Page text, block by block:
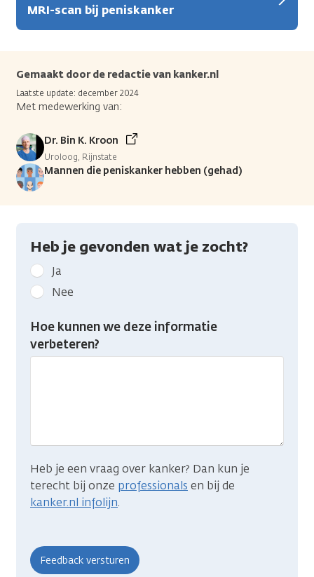
MRI-scan bij peniskanker
Gemaakt door de redactie van kanker.nl
Laatste update: december 2024
Met medewerking van:
Dr. Bin K. Kroon
Uroloog, Rijnstate
Mannen die peniskanker hebben (gehad)
Heb je gevonden wat je zocht?
Geef
kanker.nl
feedback:
Heb
gevonden
Ja
Nee
Hoe kunnen we deze informatie
verbeteren?
Heb je een vraag over kanker? Dan kun je
terecht bij onze professionals en bij de
kanker.nl infolijn.